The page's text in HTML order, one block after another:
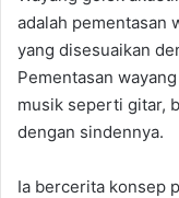
adalah pementasan
yang disesuaikan
Pementasan
musik seperti gitar,
dengan sindennya.
Ia bercerita konsep